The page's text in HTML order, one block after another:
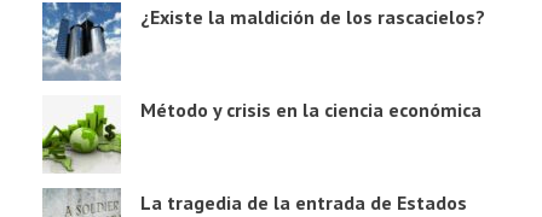
¿Existe la maldición de los rascacielos?
Método y crisis en la ciencia económica
La tragedia de la entrada de Estados